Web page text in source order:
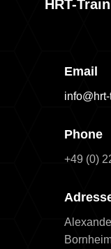
HRT-
Email
Phone
+49 (0)